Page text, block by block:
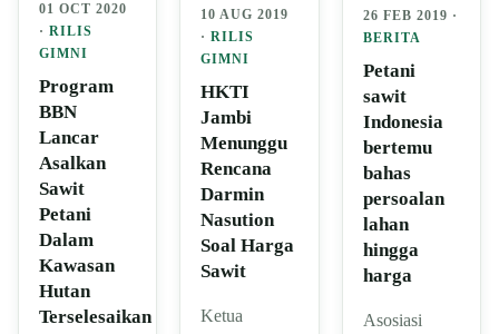
01 OCT 2020
· RILIS
GIMNI
Program
BBN
Lancar
Asalkan
Sawit
Petani
Dalam
Kawasan
Hutan
Terselesaikan
10 AUG 2019
·RILIS
GIMNI
HKTI
Jambi
Menunggu
Rencana
Darmin
Nasution
Soal Harga
Sawit
Ketua
26 FEB 2019 ·
BERITA
Petani
sawit
Indonesia
bertemu
bahas
persoalan
lahan
hingga
harga
Asosiasi